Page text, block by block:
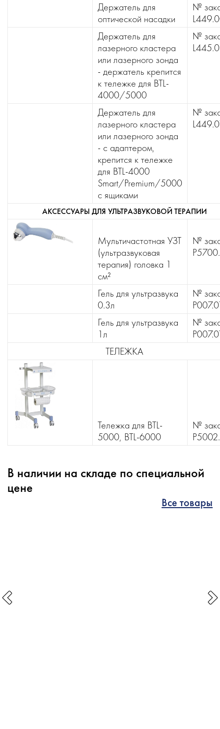
Держатель для
оптической насадки
№
Держатель для
лазерного кластера
или лазерного зонда
- держатель крепится
к тележке для BTL-
4000/5000
№
Держатель для
лазерного кластера
или лазерного зонда
- с адаптером,
крепится к тележке
для BTL-4000
Smart/Premium/5000
с ящиками
№
АКСЕССУАРЫ ДЛЯ УЛЬТРАЗВУКОВОЙ ТЕРАПИИ
Мультичастотная УЗТ
(ультразвуковая
терапия) головка 1
см²
№
Гель для ультразвука
0.3л
№
Гель для ультразвука
1л
№
ТЕЛЕЖКА
Тележка для BTL-
5000, BTL-6000
№
В наличии на складе по специальной
цене
Все товары